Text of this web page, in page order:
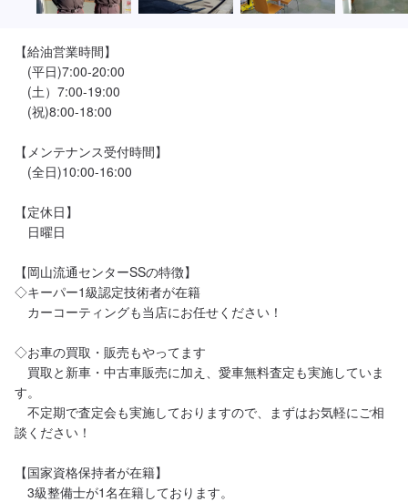
【給油営業時間】
(平日)7:00-20:00
(土）7:00-19:00
(祝)8:00-18:00
【メンテナンス受付時間】
(全日)10:00-16:00
【定休日】
日曜日
【岡山流通センターSSの特徴】
◇キーパー1級認定技術者が在籍
カーコーティングも当店にお任せください！
◇お車の買取・販売もやってます
買取と新車・中古車販売に加え、愛車無料査定も実施していま
す。
不定期で査定会も実施しておりますので、まずはお気軽にご相
談ください！
【国家資格保持者が在籍】
3級整備士が1名在籍しております。